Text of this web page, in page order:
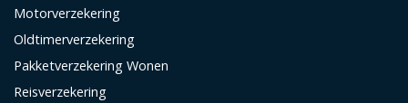
Motorverzekering
Oldtimerverzekering
Pakketverzekering Wonen
Reisverzekering